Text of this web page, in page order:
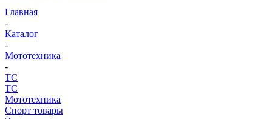
Главная
-
Каталог
-
Мототехника
-
ТС
ТС
Мототехника
Спорт товары